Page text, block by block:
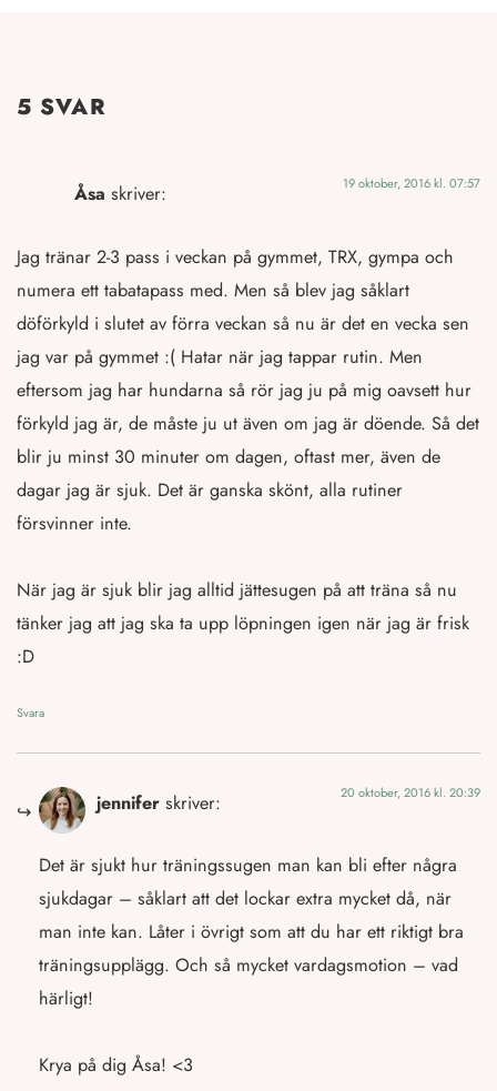
5 SVAR
Åsa skriver: 19 oktober, 2016 kl. 07:57
Jag tränar 2-3 pass i veckan på gymmet, TRX, gympa och
numera ett tabatapass med. Men så blev jag såklart
döförkyld i slutet av förra veckan så nu är det en vecka sen
jag var på gymmet :( Hatar när jag tappar rutin. Men
eftersom jag har hundarna så rör jag ju på mig oavsett hur
förkyld jag är, de måste ju ut även om jag är döende. Så det
blir ju minst 30 minuter om dagen, oftast mer, även de
dagar jag är sjuk. Det är ganska skönt, alla rutiner
försvinner inte.
När jag är sjuk blir jag alltid jättesugen på att träna så nu
tänker jag att jag ska ta upp löpningen igen när jag är frisk
:D
Svara
jennifer skriver: 20 oktober, 2016 kl. 20:39
Det är sjukt hur träningssugen man kan bli efter några
sjukdagar – såklart att det lockar extra mycket då, när
man inte kan. Låter i övrigt som att du har ett riktigt bra
träningsupplägg. Och så mycket vardagsmotion – vad
härligt!
Krya på dig Åsa! <3